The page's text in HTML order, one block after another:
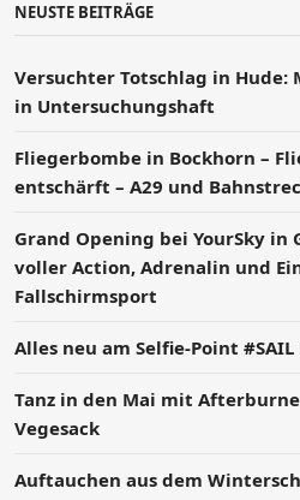
NEUSTE BEITRÄGE
Versucht­er Totschlag in
in Untersuchungshaft
Fliegerbombe in Bockhorn –
entschärft – A29 und
Grand Opening bei YourSky in
voller Action, Adrenalin und
Fallschirmsport
Alles neu am Selfie-Point
Tanz in den Mai mit
Vegesack
Auftauchen aus dem